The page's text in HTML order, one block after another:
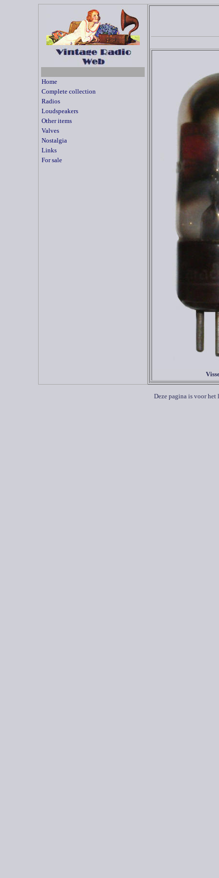
Home
Complete collection
Radios
Loudspeakers
Other items
Valves
Nostalgia
Links
For sale
Deze pagina is voor